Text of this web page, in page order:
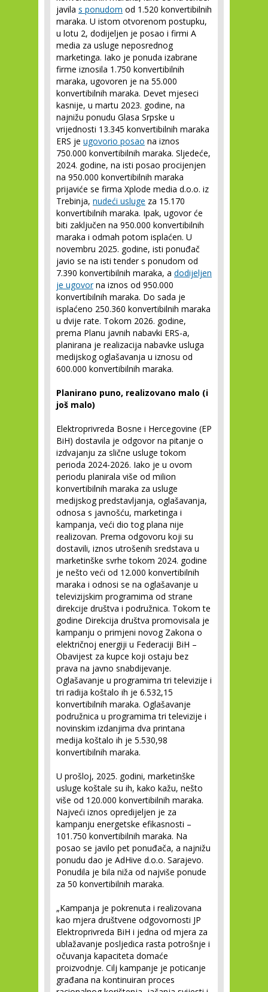
javila s ponudom od 1.520 konvertibilnih
maraka. U istom otvorenom postupku,
u lotu 2, dodijeljen je posao i firmi A
media za usluge neposrednog
marketinga. Iako je ponuda izabrane
firme iznosila 1.750 konvertibilnih
maraka, ugovoren je na 55.000
konvertibilnih maraka. Devet mjeseci
kasnije, u martu 2023. godine, na
najnižu ponudu Glasa Srpske u
vrijednosti 13.345 konvertibilnih maraka
ERS je ugovorio posao na iznos
750.000 konvertibilnih maraka. Sljedeće,
2024. godine, na isti posao procijenjen
na 950.000 konvertibilnih maraka
prijaviće se firma Xplode media d.o.o. iz
Trebinja, nudeći usluge za 15.170
konvertibilnih maraka. Ipak, ugovor će
biti zaključen na 950.000 konvertibilnih
maraka i odmah potom isplaćen. U
novembru 2025. godine, isti ponuđač
javio se na isti tender s ponudom od
7.390 konvertibilnih maraka, a dodijeljen
je ugovorna iznos od 950.000
konvertibilnih maraka. Do sada je
isplaćeno 250.360 konvertibilnih maraka
u dvije rate. Tokom 2026. godine,
prema Planu javnih nabavki ERS-a,
planirana je realizacija nabavke usluga
medijskog oglašavanja u iznosu od
600.000 konvertibilnih maraka.
Planirano puno, realizovano malo (i
još malo)
Elektroprivreda Bosne i Hercegovine (EP
BiH) dostavila je odgovor na pitanje o
izdvajanju za slične usluge tokom
perioda 2024-2026. Iako je u ovom
periodu planirala više od milion
konvertibilnih maraka za usluge
medijskog predstavljanja, oglašavanja,
odnosa s javnošću, marketinga i
kampanja, veći dio tog plana nije
realizovan. Prema odgovoru koji su
dostavili, iznos utrošenih sredstava u
marketinške svrhe tokom 2024. godine
je nešto veći od 12.000 konvertibilnih
maraka i odnosi se na oglašavanje u
televizijskim programima od strane
direkcije društva i podružnica. Tokom te
godine Direkcija društva promovisala je
kampanju o primjeni novog Zakona o
električnoj energiji u Federaciji BiH –
Obavijest za kupce koji ostaju bez
prava na javno snabdijevanje.
Oglašavanje u programima tri televizije i
tri radija koštalo ih je 6.532,15
konvertibilnih maraka. Oglašavanje
podružnica u programima tri televizije i
novinskim izdanjima dva printana
medija koštalo ih je 5.530,98
konvertibilnih maraka.
U prošloj, 2025. godini, marketinške
usluge koštale su ih, kako kažu, nešto
više od 120.000 konvertibilnih maraka.
Najveći iznos opredijeljen je za
kampanju energetske efikasnosti –
101.750 konvertibilnih maraka. Na
posao se javilo pet ponuđača, a najnižu
ponudu dao je AdHive d.o.o. Sarajevo.
Ponudila je bila niža od najviše ponude
za 50 konvertibilnih maraka.
„Kampanja je pokrenuta i realizovana
kao mjera društvene odgovornosti JP
Elektroprivreda BiH i jedna od mjera za
ublažavanje posljedica rasta potrošnje i
očuvanja kapaciteta domaće
proizvodnje. Cilj kampanje je poticanje
građana na kontinuiran proces